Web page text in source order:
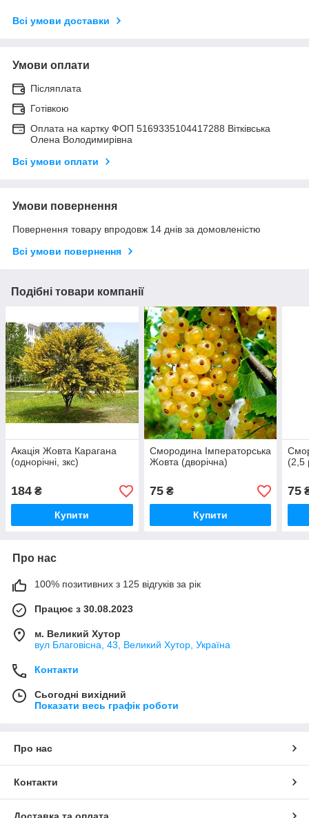
Всі умови доставки
Умови оплати
Післяплата
Готівкою
Оплата на картку ФОП 5169335104417288 Вітківська
Олена Володимирівна
Всі умови оплати
Умови повернення
Повернення товару впродовж 14 днів за домовленістю
Всі умови повернення
Подібні товари компанії
Акація Жовта Карагана
(однорічні, зкс)
184 ₴
Купити
Смородина Імператорська
Жовта (дворічна)
75₴
Купити
(2,5
75
Про нас
100% позитивних з 125 відгуків за рік
Працює з 30.08.2023
м. Великий Хутор
вул Благовісна, 43, Великий Хутор, Україна
Контакти
Сьогодні вихідний
Показати весь графік роботи
Про нас
Контакти